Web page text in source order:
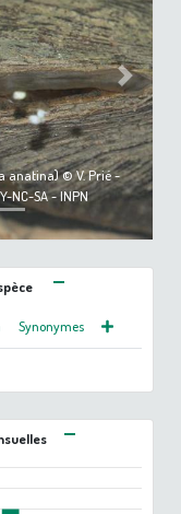
anatina) © V. Prié -
NC-SA - INPN
Next
Synonymes